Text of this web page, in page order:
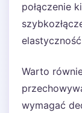
połączenie
Warto
wymagać